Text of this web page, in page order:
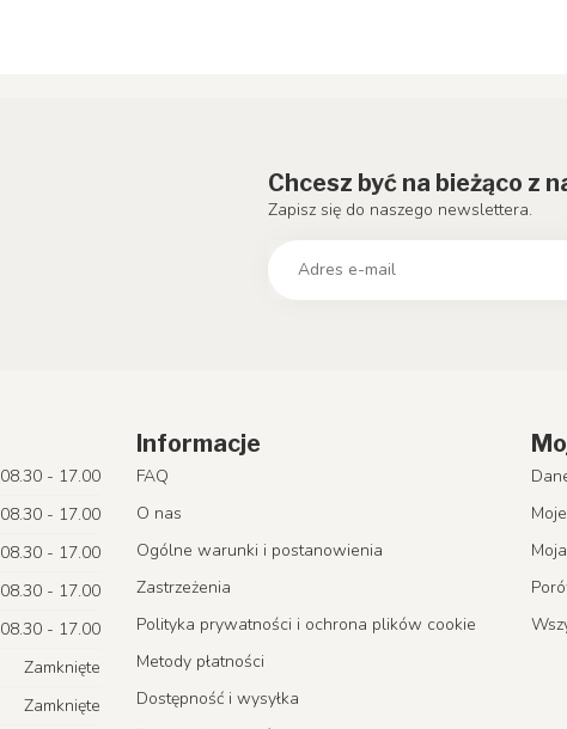
Chcesz być na bieżąco z
Zapisz się do naszego newslettera.
08.30 - 17.00
08.30 - 17.00
08.30 - 17.00
08.30 - 17.00
08.30 - 17.00
Zamknięte
Zamknięte
Informacje
FAQ
O nas
Ogólne warunki i postanowienia
Zastrzeżenia
Polityka prywatności i ochrona plików cookie
Metody płatności
Dostępność i wysyłka